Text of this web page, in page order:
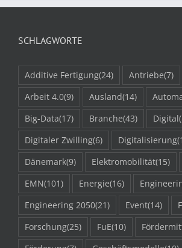
SCHLAGWORTE
Additive Fertigung(24) Antriebe(7)
Arbeit 4.0(9) Ausland(14)
Big-Data(17) Branche(43) Digital
Digitaler Zwilling(6) Digitalisierung
Dänemark(9) Elektromobilität(15)
EMN(101) Energie(16)
Engineering 2050(21) Event(14)
Forschung(25) FuE(10)